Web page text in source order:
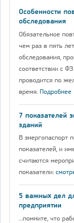
Особенности
обследования
Обязательное
чем раз в пять
обследования,
соответствии с
проводится по
время. Подробнее
7 показателей
зданий
В энергопаспорт
показателей, и
считаются
показатели:
5 важных дел
предприятии
…помните, что